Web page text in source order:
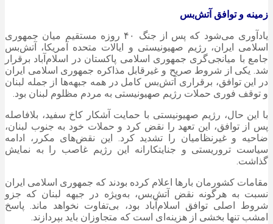
زمینه و توافق آتش‌بس
یادآوری می‌شود که پس از جنگ ۴۰ روزه مستقیم میان جمهوری
اسلامی ایران، رژیم صهیونیستی و ایالات متحده آمریکا، آتش‌بس
جامع با میانجی‌گری جمهوری اسلامی پاکستان در اسلام‌آباد برقرار
شد. یکی از شروط صریح و غیرقابل مذاکره جمهوری اسلامی ایران
در این توافق، برقراری آتش‌بس کامل در همه جبهه‌ها از جمله لبنان
و توقف فوری حملات رژیم صهیونیستی به مردم مظلوم لبنان بود.
با این حال، رژیم صهیونیستی با حمایت آشکار کاخ سفید، بلافاصله
پس از توافق، این تعهد را نقض کرد و حملات خود به جنوب لبنان،
ضاحیه و غیرنظامیان را تشدید کرد. این نقض‌های مکرر، ادامه
سیاست تروریستی و جنایتکارانه این رژیم غاصب را به نمایش
گذاشت.
مقامات کشورمان بارها اعلام کرده بودند که جمهوری اسلامی ایران
نسبت به هرگونه نقض آتش‌بس، به‌ویژه در جبهه لبنان که جزو
شروط اصلی توافق اسلام‌آباد بود، بی‌تفاوت نخواهد ماند. پاسخ
امشب تنها بخشی از هزینه‌ای است که متجاوزان باید بپردازند.